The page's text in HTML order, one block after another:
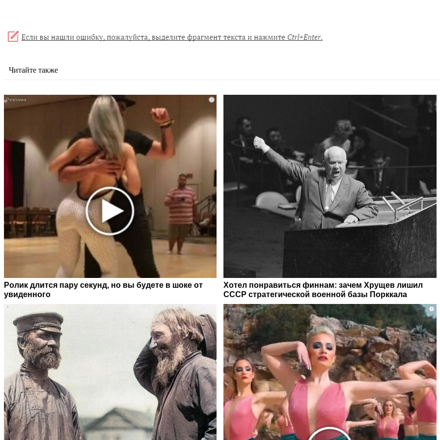
Читайте также
i
Ролик длится пару секунд, но вы будете в шоке от
увиденного
Хотел понравиться финнам: зачем Хрущев лишил
СССР стратегической военной базы Порккала
i